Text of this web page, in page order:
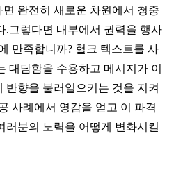
완전히 새로운 차원에서 청중
.그렇다면 내부에서 권력을 행사
만족합니까? 헐크 텍스트를 사
대담함을 수용하고 메시지가 이
반향을 불러일으키는 것을 지켜
사례에서 영감을 얻고 이 파격
러분의 노력을 어떻게 변화시킬